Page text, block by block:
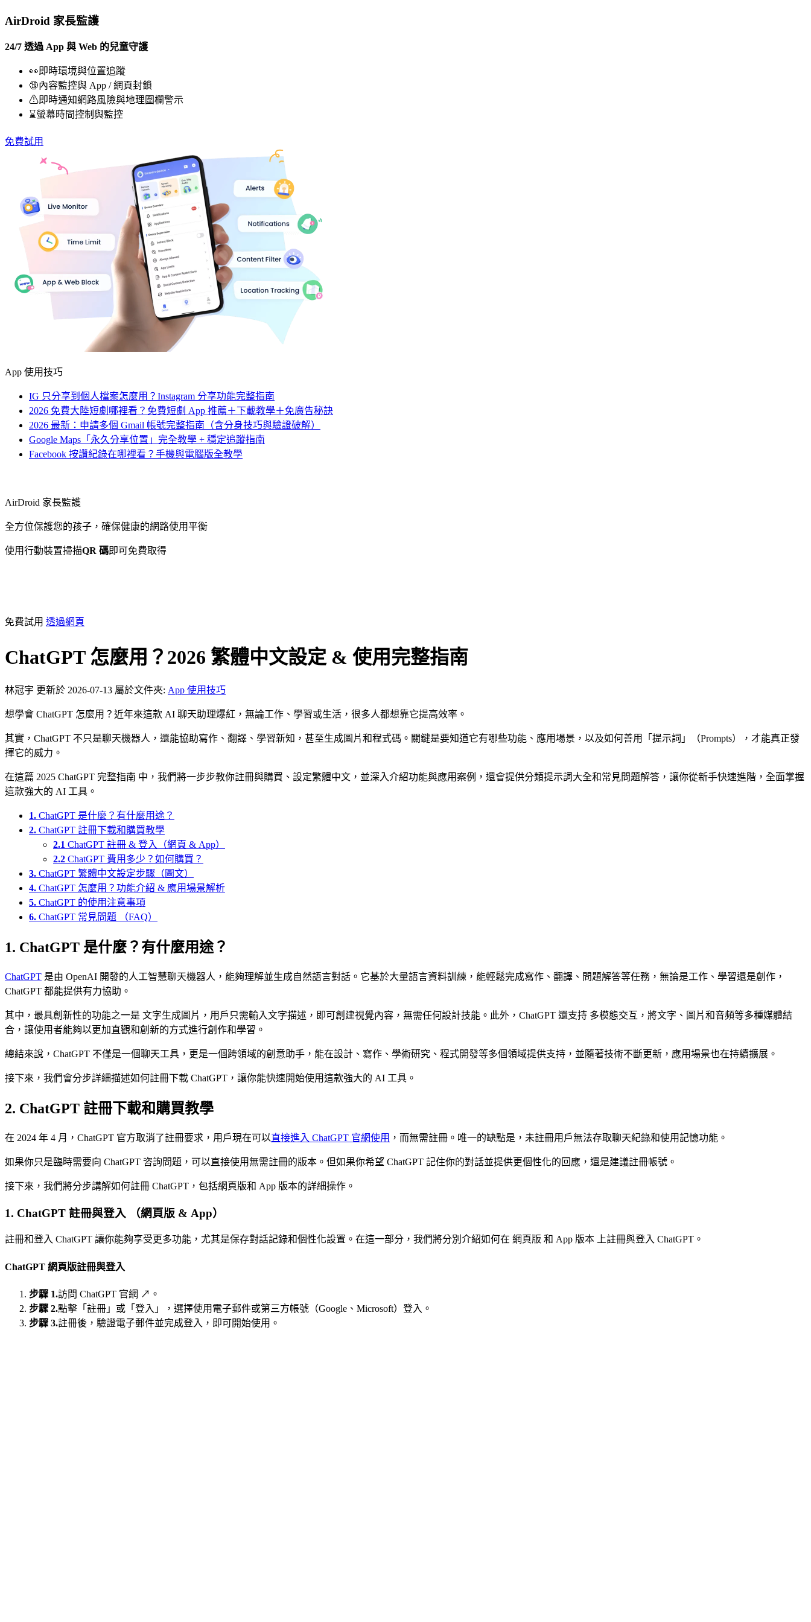
AirDroid 家長監護
24/7 透過 App 與 Web 的兒童守護
👀即時環境與位置追蹤
🔞內容監控與 App / 網頁封鎖
⚠即時通知網路風險與地理圍欄警示
⌛螢幕時間控制與監控
免費試用
App 使用技巧
IG 只分享到個人檔案怎麼用？Instagram 分享功能完整指南
2026 免費大陸短劇哪裡看？免費短劇 App 推薦＋下載教學＋免廣告秘訣
2026 最新：申請多個 Gmail 帳號完整指南（含分身技巧與驗證破解）
Google Maps「永久分享位置」完全教學 + 穩定追蹤指南
Facebook 按讚紀錄在哪裡看？手機與電腦版全教學
AirDroid 家長監護
全方位保護您的孩子，確保健康的網路使用平衡
使用行動裝置掃描QR 碼即可免費取得
免費試用 透過網頁
ChatGPT 怎麼用？2026 繁體中文設定 & 使用完整指南
林冠宇 更新於 2026-07-13 屬於文件夾: App 使用技巧
想學會 ChatGPT 怎麼用？近年來這款 AI 聊天助理爆紅，無論工作、學習或生活，很多人都想靠它提高效率。
其實，ChatGPT 不只是聊天機器人，還能協助寫作、翻譯、學習新知，甚至生成圖片和程式碼。關鍵是要知道它有哪些功能、應用場景，以及如何善用「提示詞」（Prompts），才能真正發
揮它的威力。
在這篇 2025 ChatGPT 完整指南 中，我們將一步步教你註冊與購買、設定繁體中文，並深入介紹功能與應用案例，還會提供分類提示詞大全和常見問題解答，讓你從新手快速進階，全面掌握
這款強大的 AI 工具。
1. ChatGPT 是什麼？有什麼用途？
2. ChatGPT 註冊下載和購買教學
2.1 ChatGPT 註冊 & 登入（網頁 & App）
2.2 ChatGPT 費用多少？如何購買？
3. ChatGPT 繁體中文設定步驟（圖文）
4. ChatGPT 怎麼用？功能介紹 & 應用場景解析
5. ChatGPT 的使用注意事項
6. ChatGPT 常見問題 （FAQ）
1. ChatGPT 是什麼？有什麼用途？
ChatGPT 是由 OpenAI 開發的人工智慧聊天機器人，能夠理解並生成自然語言對話。它基於大量語言資料訓練，能輕鬆完成寫作、翻譯、問題解答等任務，無論是工作、學習還是創作，
ChatGPT 都能提供有力協助。
其中，最具創新性的功能之一是 文字生成圖片，用戶只需輸入文字描述，即可創建視覺內容，無需任何設計技能。此外，ChatGPT 還支持 多模態交互，將文字、圖片和音頻等多種媒體結
合，讓使用者能夠以更加直觀和創新的方式進行創作和學習。
總結來說，ChatGPT 不僅是一個聊天工具，更是一個跨領域的創意助手，能在設計、寫作、學術研究、程式開發等多個領域提供支持，並隨著技術不斷更新，應用場景也在持續擴展。
接下來，我們會分步詳細描述如何註冊下載 ChatGPT，讓你能快速開始使用這款強大的 AI 工具。
2. ChatGPT 註冊下載和購買教學
在 2024 年 4 月，ChatGPT 官方取消了註冊要求，用戶現在可以直接進入 ChatGPT 官網使用 ，而無需註冊。唯一的缺點是，未註冊用戶無法存取聊天紀錄和使用記憶功能。
如果你只是臨時需要向 ChatGPT 咨詢問題，可以直接使用無需註冊的版本。但如果你希望 ChatGPT 記住你的對話並提供更個性化的回應，還是建議註冊帳號。
接下來，我們將分步講解如何註冊 ChatGPT，包括網頁版和 App 版本的詳細操作。
1. ChatGPT 註冊與登入 （網頁版 & App）
註冊和登入 ChatGPT 讓你能夠享受更多功能，尤其是保存對話記錄和個性化設置。在這一部分，我們將分別介紹如何在 網頁版 和 App 版本 上註冊與登入 ChatGPT。
ChatGPT 網頁版註冊與登入
步驟 1.訪問 ChatGPT 官網 ↗。
步驟 2.點擊「註冊」或「登入」，選擇使用電子郵件或第三方帳號（Google、Microsoft）登入。
步驟 3.註冊後，驗證電子郵件並完成登入，即可開始使用。